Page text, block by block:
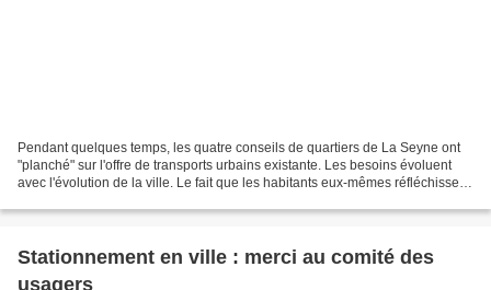
Pendant quelques temps, les quatre conseils de quartiers de La Seyne ont
"planché" sur l'offre de transports urbains existante. Les besoins évoluent
avec l'évolution de la ville. Le fait que les habitants eux-mêmes réfléchissent
Stationnement en ville : merci au comité des
usagers